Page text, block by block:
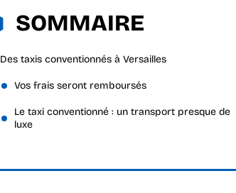
SOMMAIRE
Des taxis conventionnés à Versailles
Vos frais seront remboursés
Le taxi conventionné : un transport presque de
luxe